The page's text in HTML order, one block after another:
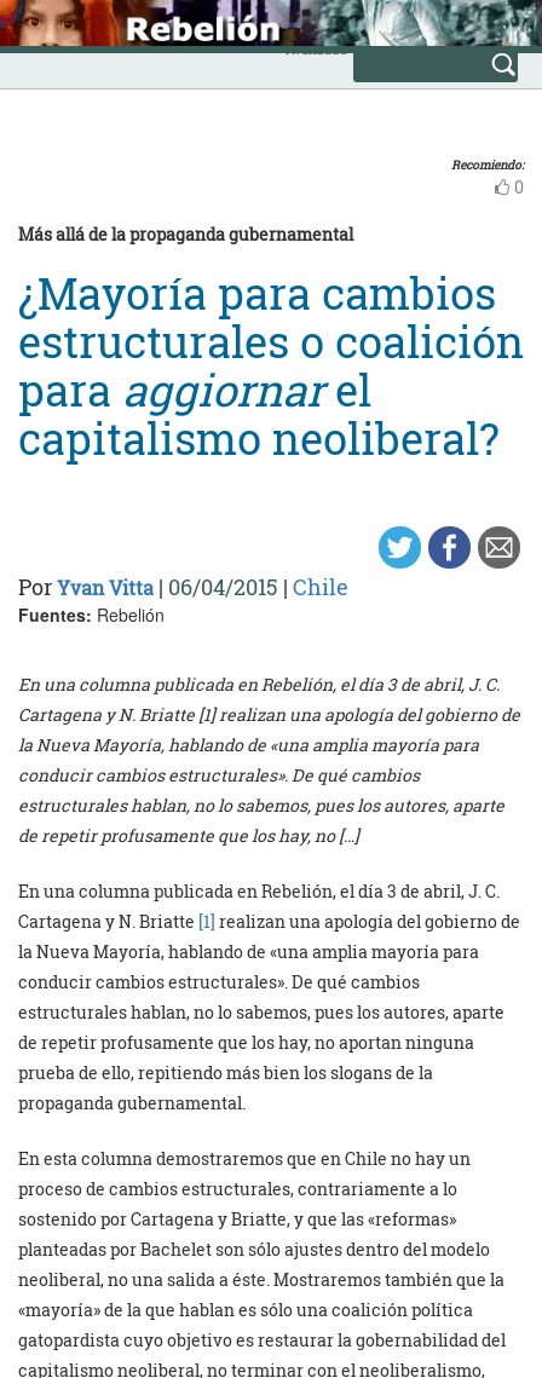
Skip
to
content
INICIO
Avanzada
Recomiendo:
0
Más allá de la propaganda gubernamental
¿Mayoría para cambios
estructurales o coalición
para aggiornarel
capitalismo neoliberal?
PorYvan Vitta | 06/04/2015 | Chile
Fuentes: Rebelión
En una columna publicada en Rebelión, el día 3 de abril, J. C.
Cartagena y N. Briatte [1] realizan una apología del gobierno de
la Nueva Mayoría, hablando de «una amplia mayoría para
conducir cambios estructurales». De qué cambios
estructurales hablan, no lo sabemos, pues los autores, aparte
de repetir profusamente que los hay, no […]
En una columna publicada en Rebelión, el día 3 de abril, J. C.
Cartagena y N. Briatte [1] realizan una apología del gobierno de
la Nueva Mayoría, hablando de «una amplia mayoría para
conducir cambios estructurales». De qué cambios
estructurales hablan, no lo sabemos, pues los autores, aparte
de repetir profusamente que los hay, no aportan ninguna
prueba de ello, repitiendo más bien los slogans de la
propaganda gubernamental.
En esta columna demostraremos que en Chile no hay un
proceso de cambios estructurales, contrariamente a lo
sostenido por Cartagena y Briatte, y que las «reformas»
planteadas por Bachelet son sólo ajustes dentro del modelo
neoliberal, no una salida a éste. Mostraremos también que la
«mayoría» de la que hablan es sólo una coalición política
gatopardista cuyo objetivo es restaurar la gobernabilidad del
capitalismo neoliberal, no terminar con el neoliberalismo,